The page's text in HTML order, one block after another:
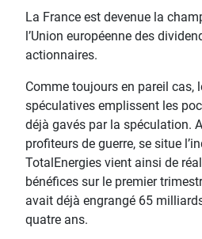
La France est devenue la
l’Union européenne des
actionnaires.
Comme toujours en pareil cas,
spéculatives emplissent les
déjà gavés par la spéculation.
profiteurs de guerre, se situe
TotalEnergies vient ainsi de
bénéfices sur le premier
avait déjà engrangé 65
quatre ans.